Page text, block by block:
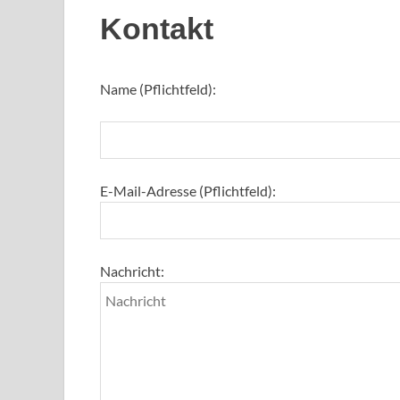
Kontakt
Name (Pflichtfeld):
E-Mail-Adresse (Pflichtfeld):
Nachricht: